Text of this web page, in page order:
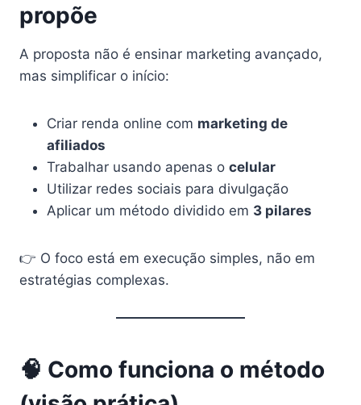
propõe
A proposta não é ensinar marketing avançado,
mas simplificar o início:
Criar renda online com marketing de
afiliados
Trabalhar usando apenas o celular
Utilizar redes sociais para divulgação
Aplicar um método dividido em 3 pilares
👉 O foco está em execução simples, não em
estratégias complexas.
🧠 Como funciona o método